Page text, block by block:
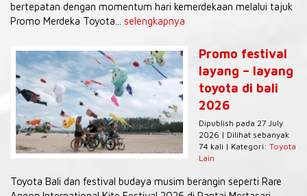
bertepatan dengan momentum hari kemerdekaan melalui tajuk
Promo Merdeka Toyota... selengkapnya
Promo festival
layang – layang
toyota di bali
2026
Dipublish pada 27 July
2026 | Dilihat sebanyak
74 kali | Kategori: Toyota
Lain
Toyota Bali dan festival budaya musim berangin seperti Rare